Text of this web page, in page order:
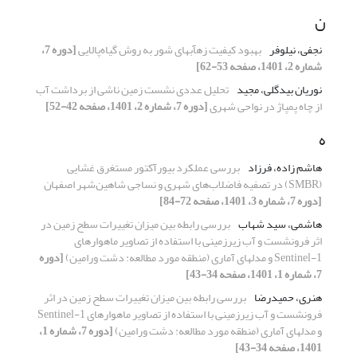
ن
نجفی، نیلوفر بهبود کیفیت زه‏آب‏های شور به روش گیاه‌پالایی [دوره 7،
شماره 2، 1401، صفحه 53-62]
نوریان بیدگلی، مجید تحلیل عددی نشست زمین ناشی از برداشت آب
از چاه پمپاژ در نواحی شهری[دوره 7، شماره 2، 1401، صفحه 42-52]
ه
هاشم زاده، فرزاد بررسی عملکرد بیورآکتور مستغرق غشایی
(SMBR) در تصفیه فاضلاب‌های شهری و نساجی شاهین‌شهر اصفهان
[دوره 7، شماره 3، 1401، صفحه 72-84]
هاشمی، سید شهاب بررسی رابطه بین میزان تغییرات سطح زمین در
اثر فرونشست و آب زیرزمینی با استفاده از تصاویر ماهواره‏ای
Sentinel-1 و مدل‏های آماری (منطقه مورد مطالعه: دشت ورامین) [دوره
7، شماره 1، 1401، صفحه 34-43]
هنری، حمیدرضا بررسی رابطه بین میزان تغییرات سطح زمین در اثر
فرونشست و آب زیرزمینی با استفاده از تصاویر ماهواره‏ای Sentinel-1
و مدل‏های آماری (منطقه مورد مطالعه: دشت ورامین) [دوره 7، شماره 1،
1401، صفحه 34-43]